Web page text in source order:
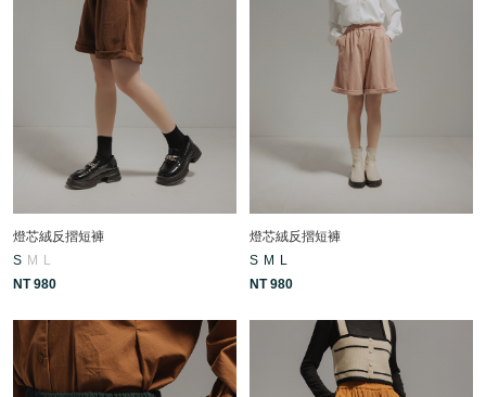
燈芯絨反摺短褲
S M
L
NT 980
燈芯絨反摺短褲
S M
L
NT 980